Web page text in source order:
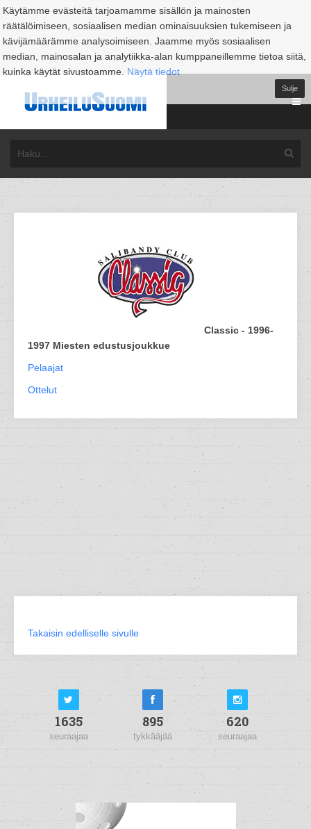
Käytämme evästeitä tarjoamamme sisällön ja mainosten
räätälöimiseen, sosiaalisen median ominaisuuksien tukemiseen ja
kävijämäärämme analysoimiseen. Jaamme myös sosiaalisen
median, mainosalan ja analytiikka-alan kumppaneillemme tietoa siitä,
kuinka käytät sivustoamme. Näytä tiedot
Sulje
Classic - 1996-
1997 Miesten edustusjoukkue
Pelaajat
Ottelut
Takaisin edelliselle sivulle
1635
seuraajaa
895
tykkääjää
620
seuraajaa